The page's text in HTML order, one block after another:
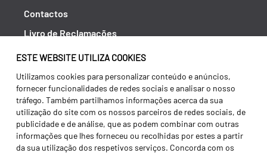
ESTE WEBSITE UTILIZA COOKIES
Utilizamos cookies para personalizar conteúdo e anúncios,
fornecer funcionalidades de redes sociais e analisar o nosso
tráfego. Também partilhamos informações acerca da sua
utilização do site com os nossos parceiros de redes sociais, de
publicidade e de análise, que as podem combinar com outras
informações que lhes forneceu ou recolhidas por estes a partir
da sua utilização dos respetivos serviços. Concorda com os
Contactos
Livro de Reclamações
Política de Privacidade
Canal de Denúncias (RGPC)
Termos e condições